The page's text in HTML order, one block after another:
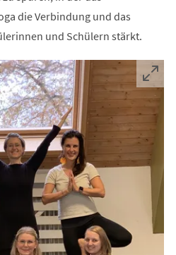
die Verbindung und das
und Schülern stärkt.